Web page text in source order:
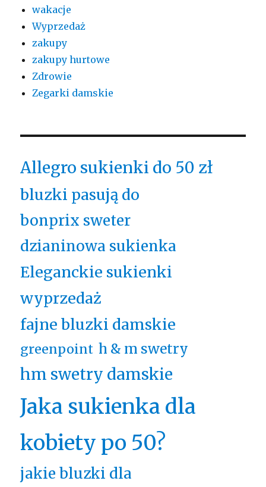
wakacje
Wyprzedaż
zakupy
zakupy hurtowe
Zdrowie
Zegarki damskie
Allegro sukienki do 50 zł
bluzki pasują do
bonprix sweter
dzianinowa sukienka
Eleganckie sukienki
wyprzedaż
fajne bluzki damskie
greenpoint h & m swetry
hm swetry damskie
Jaka sukienka dla
kobiety po 50?
jakie bluzki dla